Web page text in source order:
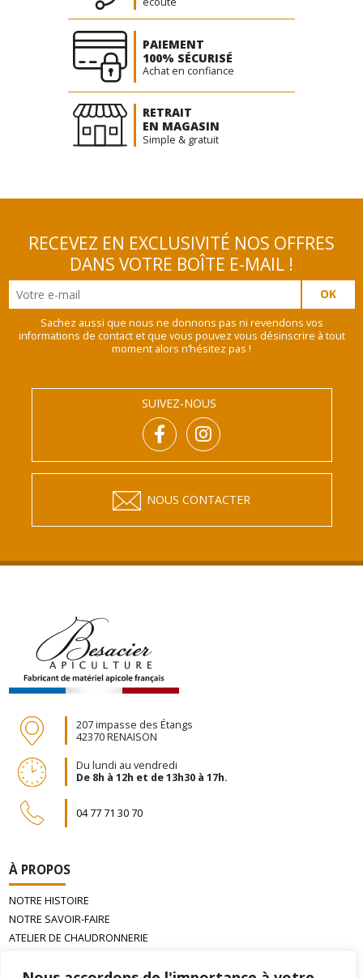
PAIEMENT
100% SÉCURISÉ
Achat en confiance
RETRAIT
EN MAGASIN
Simple & gratuit
RECEVEZ EN EXCLUSIVITÉ NOS OFFRES
DANS VOTRE BOÎTE E-MAIL !
Sachez aussi que nous ne donnons pas ni revendons vos
informations de contact et que vous pouvez vous désinscrire à tout
moment alors n’hésitez pas !
SUIVEZ-NOUS
NOUS CONTACTER
207 impasse des Étangs
42370 RENAISON
Du lundi au vendredi
De 8h à 12h et de 13h30 à 17h.
04 77 71 30 70
À PROPOS
NOTRE HISTOIRE
NOTRE SAVOIR-FAIRE
ATELIER DE CHAUDRONNERIE